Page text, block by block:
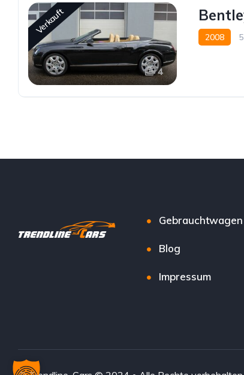
Verkauft
4
2008
Gebrauchtwagen
Blog
Impressum